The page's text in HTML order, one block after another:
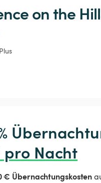
onthe
Plus
pro Nacht
€ Übernachtungskosten